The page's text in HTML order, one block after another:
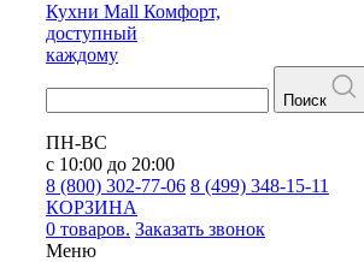
Кухни Mall Комфорт,
доступный
каждому
Поиск
ПН-ВС
с 10:00 до 20:00
8 (800) 302-77-06 8 (499) 348-15-11
КОРЗИНА
0 товаров. Заказать звонок
Меню